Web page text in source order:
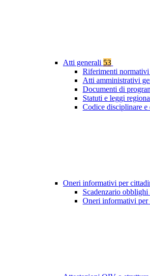
Atti generali 53
Riferimenti normativi
Atti amministrativi
Documenti di
Statuti e leggi
Codice disciplinare e
Oneri informativi per
Scadenzario
Oneri informativi per